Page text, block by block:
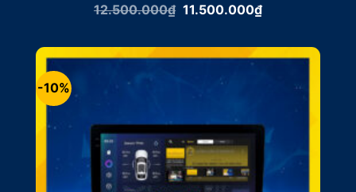
12.500.000₫ Giá
12.500.000₫.
11.500.000₫Giá
hiện
là:
11.500.000₫.
-10%